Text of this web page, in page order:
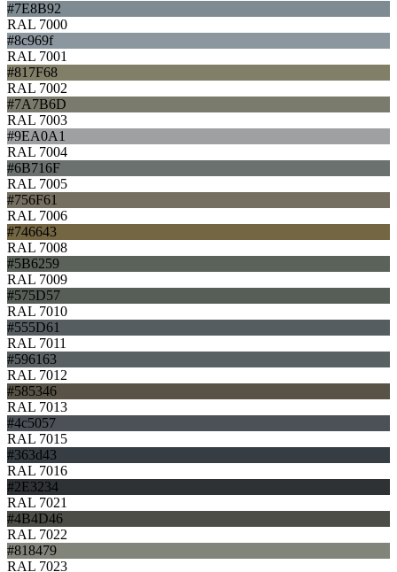
#7E8B92
RAL 7000
#8c969f
RAL 7001
#817F68
RAL 7002
#7A7B6D
RAL 7003
#9EA0A1
RAL 7004
#6B716F
RAL 7005
#756F61
RAL 7006
#746643
RAL 7008
#5B6259
RAL 7009
#575D57
RAL 7010
#555D61
RAL 7011
#596163
RAL 7012
#585346
RAL 7013
#4c5057
RAL 7015
#363d43
RAL 7016
#2E3234
RAL 7021
#4B4D46
RAL 7022
#818479
RAL 7023